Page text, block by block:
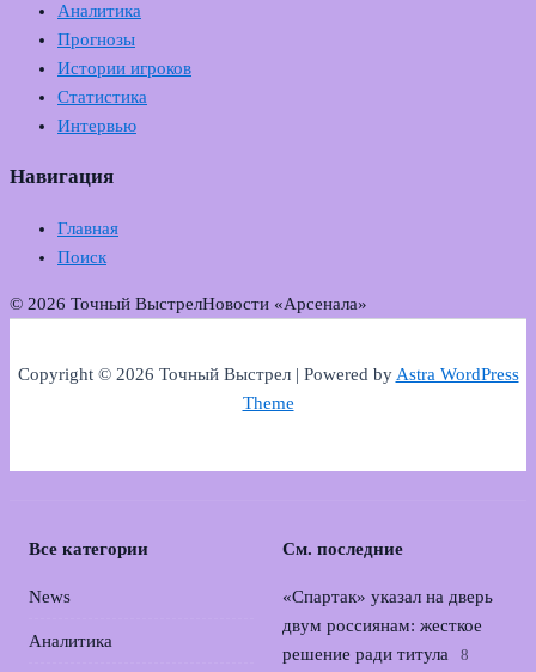
Аналитика
Прогнозы
Истории игроков
Статистика
Интервью
Навигация
Главная
Поиск
© 2026 Точный ВыстрелНовости «Арсенала»
Copyright © 2026 Точный Выстрел | Powered byAstra WordPress
Theme
Все категории
News
Аналитика
См. последние
«Спартак» указал на дверь
двум россиянам: жесткое
решение ради титула
8